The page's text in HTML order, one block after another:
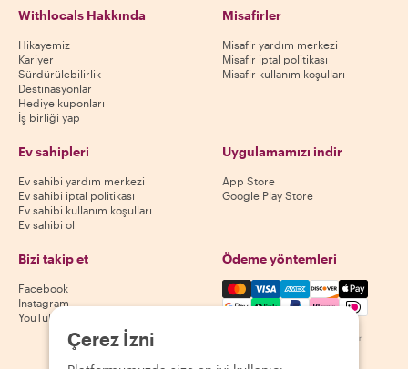
Withlocals Hakkında
Hikayemiz
Kariyer
Sürdürülebilirlik
Destinasyonlar
Hediye kuponları
İş birliği yap
Misafirler
Misafir yardım merkezi
Misafir iptal politikası
Misafir kullanım koşulları
Ev sahipleri
Ev sahibi yardım merkezi
Ev sahibi iptal politikası
Ev sahibi kullanım koşulları
Ev sahibi ol
Uygulamamızı indir
App Store
Google Play Store
Bizi takip et
Facebook
Instagram
YouTube
Ödeme yöntemleri
Mastercard, Visa, Amex,
Kullanılabilirlik destinasyona göre değişir
Çerez İzni